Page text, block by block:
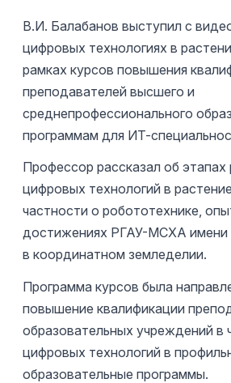
В.И. Балабанов выступил с
цифровых технологиях в
рамках курсов повышения
преподавателей высшего и
среднепрофессионального
программам для ИТ-
Профессор рассказал об этапах
цифровых технологий в
частности о робототехнике,
достижениях РГАУ-МСХА имени
в координатном земледелии.
Программа курсов была
повышение квалификации
образовательных учреждений в
цифровых технологий в
образовательные программы.